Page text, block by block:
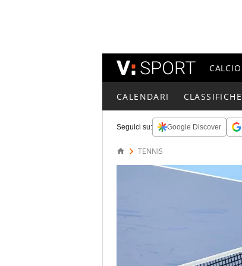
CALCIO
CALENDARI CLASSIFICHE
Seguici su: Google Discover
TENNIS